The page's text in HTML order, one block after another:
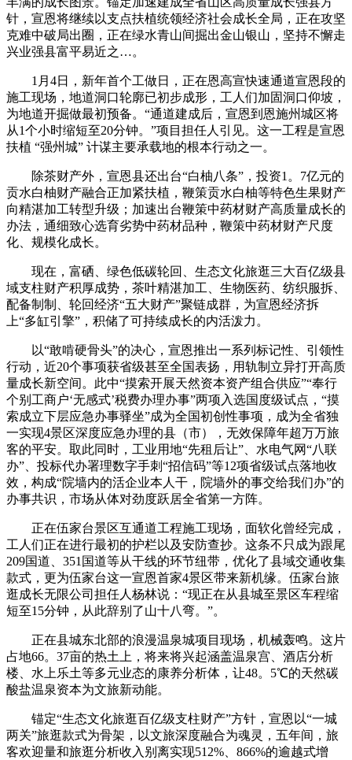
针，宣恩将继续以支点扶植统领经济社会成长全局，正在攻坚
克难中破局出圈，正在绿水青山间掘出金山银山，坚持不懈走
兴业强县富平易近之…。
1月4日，新年首个工做日，正在恩高宣快速通道宣恩段的
施工现场，地道洞口轮廓已初步成形，工人们加固洞口仰坡，
为地道开掘做最初预备。“通道建成后，宣恩到恩施州城区将
从1个小时缩短至20分钟。”项目担任人引见。这一工程是宣恩
扶植 “强州城” 计谋主要承载地的根本行动之一。
除茶财产外，宣恩县还出台“白柚八条”，投资1。7亿元的
贡水白柚财产融合正加紧扶植，鞭策贡水白柚等特色生果财产
向精湛加工转型升级；加速出台鞭策中药材财产高质量成长的
办法，通细致心选育劣势中药材品种，鞭策中药材财产尺度
化、规模化成长。
现在，富硒、绿色低碳轮回、生态文化旅逛三大百亿级县
域支柱财产积厚成势，茶叶精湛加工、生物医药、纺织服拆、
配备制制、轮回经济“五大财产”聚链成群，为宣恩经济拆
上“多缸引擎”，积储了可持续成长的内活泼力。
以“敢啃硬骨头”的决心，宣恩推出一系列标记性、引领性
行动，近20个事项获省级甚至全国表扬，用轨制立异打开高质
量成长新空间。此中“摸索开展天然资本资产组合供应”“奉行
个别工商户‘无感式’税费办理办事”两项入选国度级试点，“摸
索成立下层应急办事驿坐”成为全国初创性事项，成为全省独
一实现4景区深度应急办理的县（市），无效保障年超万万旅
客的平安。取此同时，工业用地“先租后让”、水电气网“八联
办”、投标代办署理数字手刺“招信码”等12项省级试点落地收
效，构成“院墙内的活企业本人干，院墙外的事交给我们办”的
办事共识，市场从体对劲度跃居全省第一方阵。
正在伍家台景区互通道工程施工现场，面软化曾经完成，
工人们正在进行最初的护栏以及安防查抄。这条不只成为跟尾
209国道、351国道等从干线的环节纽带，优化了县域交通收集
款式，更为伍家台这一宣恩首家4景区带来新机缘。伍家台旅
逛成长无限公司担任人杨林说：“现正在从县城至景区车程缩
短至15分钟，从此辞别了山十八弯。”。
正在县城东北部的浪漫温泉城项目现场，机械轰鸣。这片
占地66。37亩的热土上，将来将兴起涵盖温泉宫、酒店分析
楼、水上乐土等多元业态的康养分析体，让48。5℃的天然碳
酸盐温泉资本为文旅新动能。
锚定“生态文化旅逛百亿级支柱财产”方针，宣恩以“一城
两关”旅逛款式为骨架，以文旅深度融合为魂灵，五年间，旅
客欢迎量和旅逛分析收入别离实现512%、866%的逾越式增